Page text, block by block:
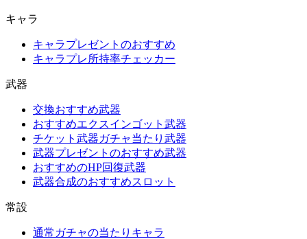
キャラ
キャラプレゼントのおすすめ
キャラプレ所持率チェッカー
武器
交換おすすめ武器
おすすめエクスインゴット武器
チケット武器ガチャ当たり武器
武器プレゼントのおすすめ武器
おすすめのHP回復武器
武器合成のおすすめスロット
常設
通常ガチャの当たりキャラ